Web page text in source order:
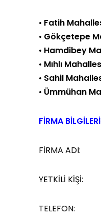
• Fatih
• Gökçetepe
• Hamdibey
• Mıhlı
• Sahil
• Ümmühan
FİRMA
FİRMA ADI:
YETKİLİ KİŞİ:
TELEFON: